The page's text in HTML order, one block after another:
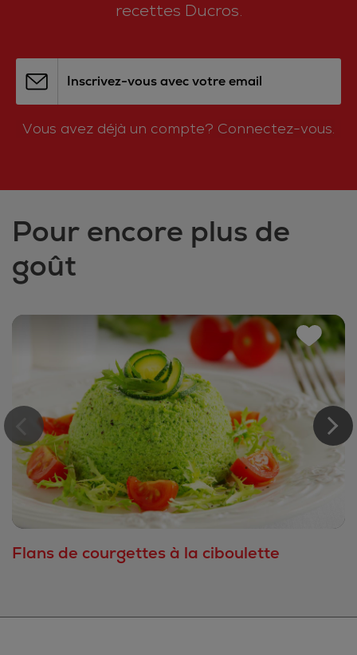
recettes Ducros.
Inscrivez-vous avec votre email
Vous avez déjà un compte? Connectez-vous.
Pour encore plus de
goût
Flans de courgettes à la ciboulette